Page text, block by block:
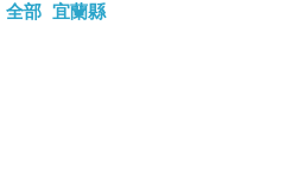
全部 宜蘭縣